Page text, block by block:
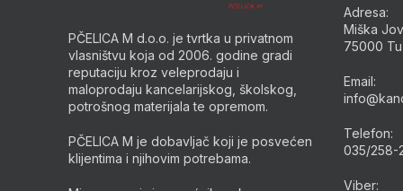
PČELICA M d.o.o. je tvrtka u privatnom
vlasništvu koja od 2006. godine gradi
reputaciju kroz veleprodaju i
maloprodaju kancelarijskog, školskog,
potrošnog materijala te opremom.
PČELICA M je dobavljač koji je posvećen
klijentima i njihovim potrebama.
Adresa:
Miška
75000
Email:
Telefon:
035/258-
Viber: